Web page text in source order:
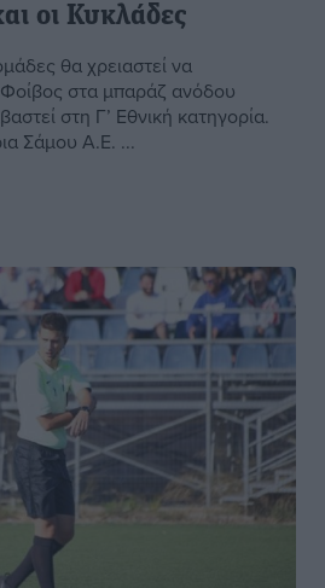
οι Κυκλάδες
θα χρειαστεί να
Φοίβος στα μπαράζ ανόδου
στη Γ’ Εθνική κατηγορία.
Σάμου Α.Ε. ...